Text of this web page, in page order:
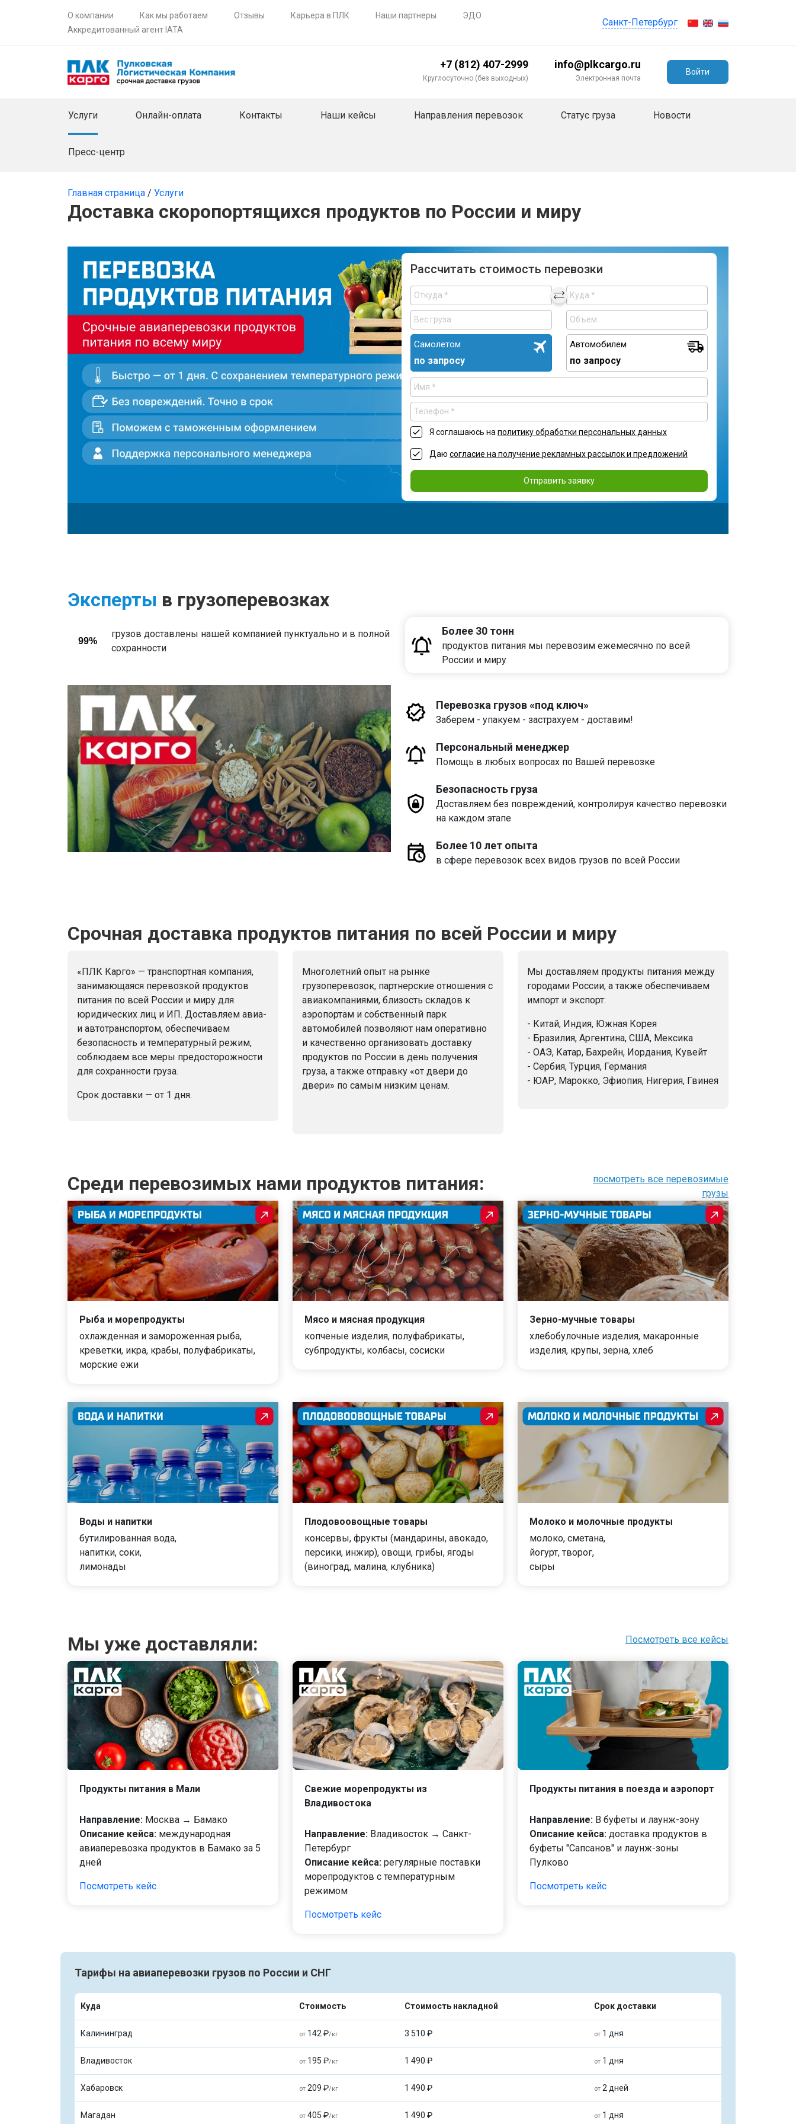
О компании Как мы работаем Отзывы Карьера в ПЛК Наши партнеры
ЭДО
Аккредитованный агент IATA
Санкт-Петербург
+7 (812) 407-2999
Круглосуточно (без выходных)
info@plkcargo.ru
Электронная почта
Войти
Услуги Онлайн-оплата Контакты Наши кейсы Направления перевозок Статус груза Новости
Пресс-центр
Главная страница / Услуги
Доставка скоропортящихся продуктов по России и миру
Рассчитать стоимость перевозки
Самолетом
по запросу
Автомобилем
по запросу
Я соглашаюсь на политику обработки персональных данных
Даю согласие на получение рекламных рассылок и предложений
Отправить заявку
Эксперты в грузоперевозках
99%
грузов доставлены нашей компанией пунктуально и в полной
сохранности
Более 30 тонн
продуктов питания мы перевозим ежемесячно по всей
России и миру
Перевозка грузов «под ключ»
Заберем - упакуем - застрахуем - доставим!
Персональный менеджер
Помощь в любых вопросах по Вашей перевозке
Безопасность груза
Доставляем без повреждений, контролируя качество перевозки
на каждом этапе
Более 10 лет опыта
в сфере перевозок всех видов грузов по всей России
Срочная доставка продуктов питания по всей России и миру
«ПЛК Карго» — транспортная компания,
занимающаяся перевозкой продуктов
питания по всей России и миру для
юридических лиц и ИП. Доставляем авиа-
и автотранспортом, обеспечиваем
безопасность и температурный режим,
соблюдаем все меры предосторожности
для сохранности груза.
Срок доставки — от 1 дня.
Многолетний опыт на рынке
грузоперевозок, партнерские отношения с
авиакомпаниями, близость складов к
аэропортам и собственный парк
автомобилей позволяют нам оперативно
и качественно организовать доставку
продуктов по России в день получения
груза, а также отправку «от двери до
двери» по самым низким ценам.
Мы доставляем продукты питания между
городами России, а также обеспечиваем
импорт и экспорт:
- Китай, Индия, Южная Корея
- Бразилия, Аргентина, США, Мексика
- ОАЭ, Катар, Бахрейн, Иордания, Кувейт
- Сербия, Турция, Германия
- ЮАР, Марокко, Эфиопия, Нигерия, Гвинея
Среди перевозимых нами продуктов питания:
посмотреть все перевозимые
грузы
Рыба и морепродукты
охлажденная и замороженная рыба,
креветки, икра, крабы, полуфабрикаты,
морские ежи
Мясо и мясная продукция
копченые изделия, полуфабрикаты,
субпродукты, колбасы, сосиски
Зерно-мучные товары
хлебобулочные изделия, макаронные
изделия, крупы, зерна, хлеб
Воды и напитки
бутилированная вода,
напитки, соки,
лимонады
Плодовоовощные товары
консервы, фрукты (мандарины, авокадо,
персики, инжир), овощи, грибы, ягоды
(виноград, малина, клубника)
Молоко и молочные продукты
молоко, сметана,
йогурт, творог,
сыры
Мы уже доставляли: Посмотреть все кейсы
Продукты питания в Мали
Направление: Москва → Бамако
Описание кейса: международная
авиаперевозка продуктов в Бамако за 5
дней
Посмотреть кейс
Свежие морепродукты из
Владивостока
Направление: Владивосток → Санкт-
Петербург
Описание кейса: регулярные поставки
морепродуктов с температурным
режимом
Посмотреть кейс
Продукты питания в поезда и аэропорт
Направление: В буфеты и лаунж-зону
Описание кейса: доставка продуктов в
буфеты "Сапсанов" и лаунж-зоны
Пулково
Посмотреть кейс
Тарифы на авиаперевозки грузов по России и СНГ
Куда Стоимость Стоимость накладной Срок доставки
Калининград от 142 ₽/кг 3 510 ₽ от 1 дня
Владивосток от 195 ₽/кг 1 490 ₽ от 1 дня
Хабаровск от 209 ₽/кг 1 490 ₽ от 2 дней
Магадан от 405 ₽/кг 1 490 ₽ от 1 дня